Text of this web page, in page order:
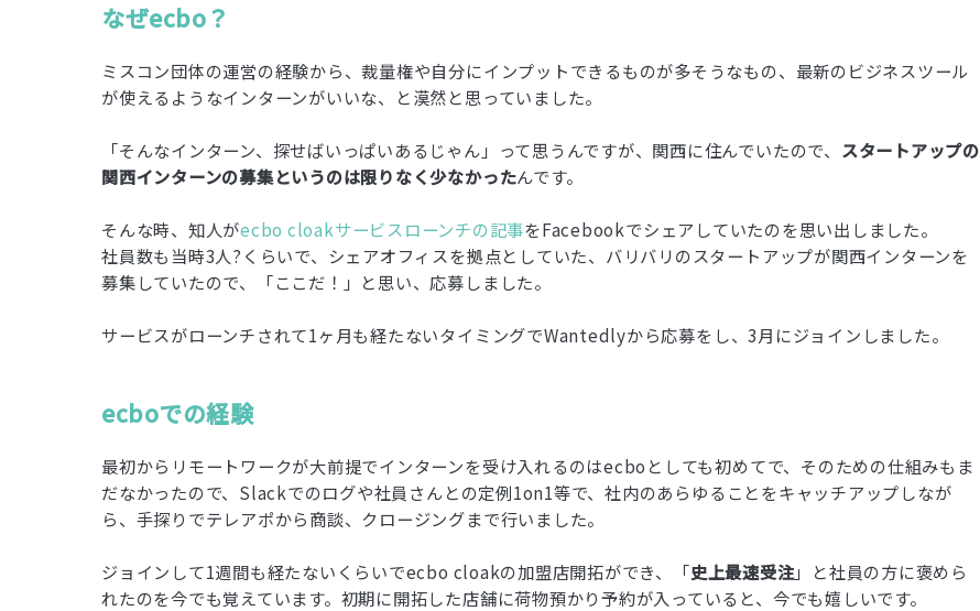
なぜecbo？
ミスコン団体の運営の経験から、裁量権や自分にインプットできるものが多そうなもの、最新のビジネスツール
が使えるようなインターンがいいな、と漠然と思っていました。
「そんなインターン、探せばいっぱいあるじゃん」って思うんですが、関西に住んでいたので、 スタートアップの
関西インターンの募集というのは限りなく少なかったんです。
そんな時、知人がecbo cloakサービスローンチの記事をFacebookでシェアしていたのを思い出しました。
社員数も当時3人?くらいで、シェアオフィスを拠点としていた、バリバリのスタートアップが関西インターンを
募集していたので、「ここだ！」と思い、応募しました。
サービスがローンチされて1ヶ月も経たないタイミングでWantedlyから応募をし、3月にジョインしました。
ecboでの経験
最初からリモートワークが大前提でインターンを受け入れるのはecboとしても初めてで、そのための仕組みもま
だなかったので、Slackでのログや社員さんとの定例1on1等で、社内のあらゆることをキャッチアップしなが
ら、手探りでテレアポから商談、クロージングまで行いました。
ジョインして1週間も経たないくらいでecbo cloakの加盟店開拓ができ、「史上最速受注」と社員の方に褒めら
れたのを今でも覚えています。初期に開拓した店舗に荷物預かり予約が入っていると、今でも嬉しいです。